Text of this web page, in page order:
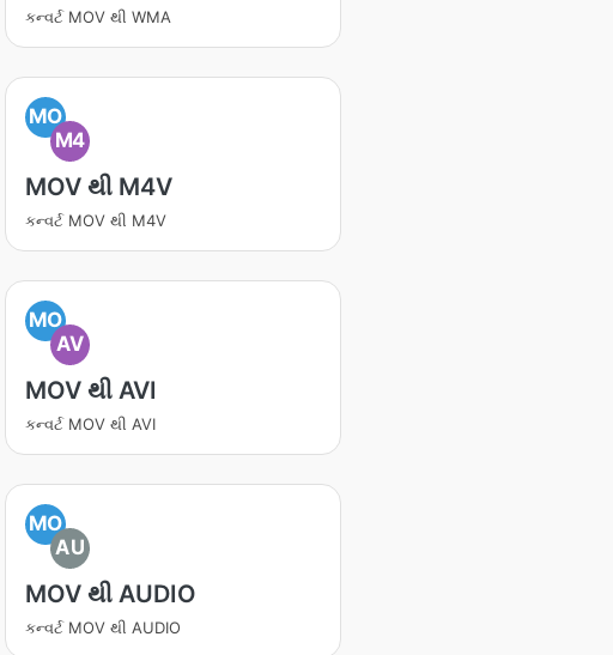
કન્વર્ટ MOV થી WMA
MO
M4
MOV થી M4V
કન્વર્ટ MOV થી M4V
MO
AV
MOV થી AVI
કન્વર્ટ MOV થી AVI
MO
AU
MOV થી AUDIO
કન્વર્ટ MOV થી AUDIO